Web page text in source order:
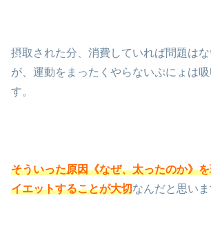
摂取された分、消費していれば問題は
が、運動をまったくやらないぷにょは
す。
そういった原因《なぜ、太ったのか》
イエットすることが大切なんだと思いま